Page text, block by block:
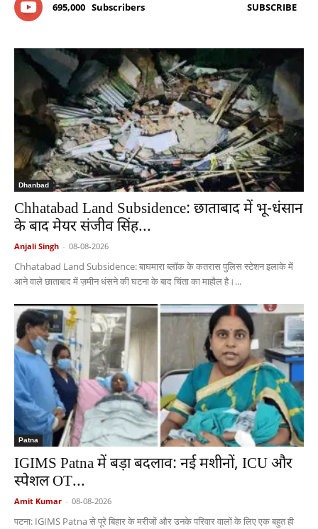
695,000 Subscribers SUBSCRIBE
Dhanbad
Chhatabad Land Subsidence: छाताबाद में भू-धंसान
के बाद मेयर संजीव सिंह...
Anjali Singh - 08-08-2026
Chhatabad Land Subsidence: बाघमारा ब्लॉक के कतरास पुलिस स्टेशन इलाके में
आने वाले छाताबाद में ज़मीन धंसने की घटना के बाद चिंता का माहौल है।...
Patna
IGIMS Patna में बड़ा बदलाव: नई मशीनों, ICU और
स्पेशल OT...
Amit Kumar - 08-08-2026
पटना: IGIMS Patna से पूरे बिहार के मरीजों और उनके परिवार वालों के लिए एक बहुत ही